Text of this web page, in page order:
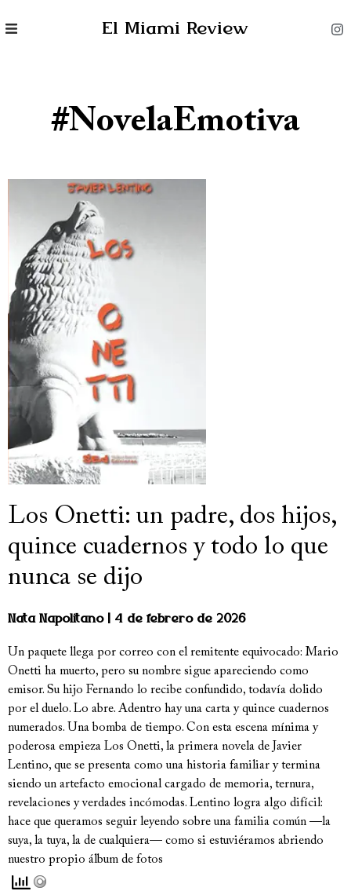
El Miami Review
#NovelaEmotiva
Los Onetti: un padre, dos hijos,
quince cuadernos y todo lo que
nunca se dijo
Nata Napolitano 4 de febrero de 2026
Un paquete llega por correo con el remitente equivocado: Mario
Onetti ha muerto, pero su nombre sigue apareciendo como
emisor. Su hijo Fernando lo recibe confundido, todavía dolido
por el duelo. Lo abre. Adentro hay una carta y quince cuadernos
numerados. Una bomba de tiempo. Con esta escena mínima y
poderosa empieza Los Onetti, la primera novela de Javier
Lentino, que se presenta como una historia familiar y termina
siendo un artefacto emocional cargado de memoria, ternura,
revelaciones y verdades incómodas. Lentino logra algo difícil:
hace que queramos seguir leyendo sobre una familia común —la
suya, la tuya, la de cualquiera— como si estuviéramos abriendo
nuestro propio álbum de fotos